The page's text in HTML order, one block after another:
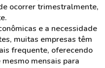
ocorrer trimestralmente,
e a necessidade
muitas empresas têm
frequente, oferecendo
mesmo mensais para